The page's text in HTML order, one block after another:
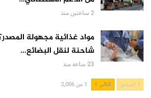
2 ساعتين منذ
مواد غذائية مجهولة
شاحنة لنقل البضائع…
23 ساعة منذ
السابق التالي 1 من 2,006